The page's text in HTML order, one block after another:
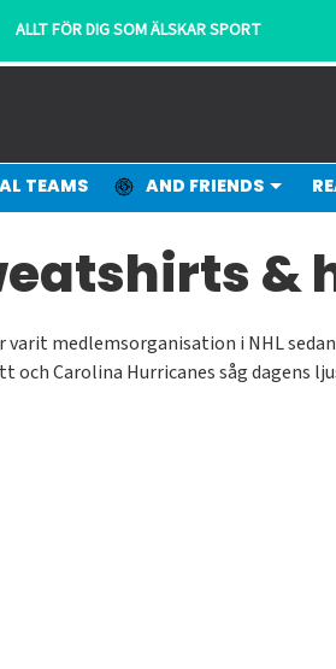
ALLT FÖR DIG SOM ÄLSKAR SPORT
TEAMS AND FRIENDS
&
medlemsorganisation i NHL
Carolina Hurricanes såg dagens